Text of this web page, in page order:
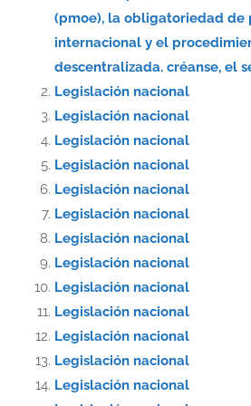
(pmoe), la obligatoriedad de
internacional y el
descentralizada. créanse, el
Legislación nacional
Legislación nacional
Legislación nacional
Legislación nacional
Legislación nacional
Legislación nacional
Legislación nacional
Legislación nacional
Legislación nacional
Legislación nacional
Legislación nacional
Legislación nacional
Legislación nacional